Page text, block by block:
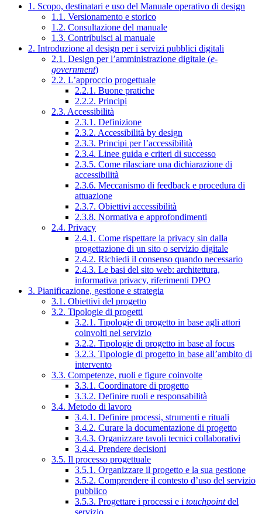
1. Scopo, destinatari e uso del Manuale operativo di design
1.1. Versionamento e storico
1.2. Consultazione del manuale
1.3. Contribuisci al manuale
2. Introduzione al design per i servizi pubblici digitali
2.1. Design per l’amministrazione digitale (e-
government)
2.2. L’approccio progettuale
2.2.1. Buone pratiche
2.2.2. Principi
2.3. Accessibilità
2.3.1. Definizione
2.3.2. Accessibilità by design
2.3.3. Principi per l’accessibilità
2.3.4. Linee guida e criteri di successo
2.3.5. Come rilasciare una dichiarazione di
accessibilità
2.3.6. Meccanismo di feedback e procedura di
attuazione
2.3.7. Obiettivi accessibilità
2.3.8. Normativa e approfondimenti
2.4. Privacy
2.4.1. Come rispettare la privacy sin dalla
progettazione di un sito o servizio digitale
2.4.2. Richiedi il consenso quando necessario
2.4.3. Le basi del sito web: architettura,
informativa privacy, riferimenti DPO
3. Pianificazione, gestione e strategia
3.1. Obiettivi del progetto
3.2. Tipologie di progetti
3.2.1. Tipologie di progetto in base agli attori
coinvolti nel servizio
3.2.2. Tipologie di progetto in base al focus
3.2.3. Tipologie di progetto in base all’ambito di
intervento
3.3. Competenze, ruoli e figure coinvolte
3.3.1. Coordinatore di progetto
3.3.2. Definire ruoli e responsabilità
3.4. Metodo di lavoro
3.4.1. Definire processi, strumenti e rituali
3.4.2. Curare la documentazione di progetto
3.4.3. Organizzare tavoli tecnici collaborativi
3.4.4. Prendere decisioni
3.5. Il processo progettuale
3.5.1. Organizzare il progetto e la sua gestione
3.5.2. Comprendere il contesto d’uso del servizio
pubblico
3.5.3. Progettare i processi e i touchpointdel
servizio